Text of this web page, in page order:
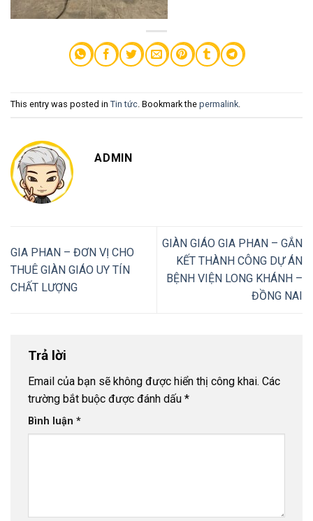
This entry was posted in Tin tức. Bookmark the permalink.
ADMIN
GIA PHAN – ĐƠN VỊ CHO
THUÊ GIÀN GIÁO UY TÍN
CHẤT LƯỢNG
GIÀN GIÁO GIA PHAN – GẮN
KẾT THÀNH CÔNG DỰ ÁN
BỆNH VIỆN LONG KHÁNH –
ĐỒNG NAI
Trả lời
Email của bạn sẽ không được hiển thị công khai. Các
trường bắt buộc được đánh dấu *
Bình luận *